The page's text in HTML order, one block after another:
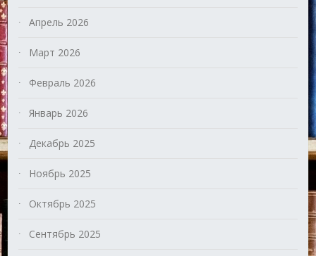
Апрель 2026
Март 2026
Февраль 2026
Январь 2026
Декабрь 2025
Ноябрь 2025
Октябрь 2025
Сентябрь 2025